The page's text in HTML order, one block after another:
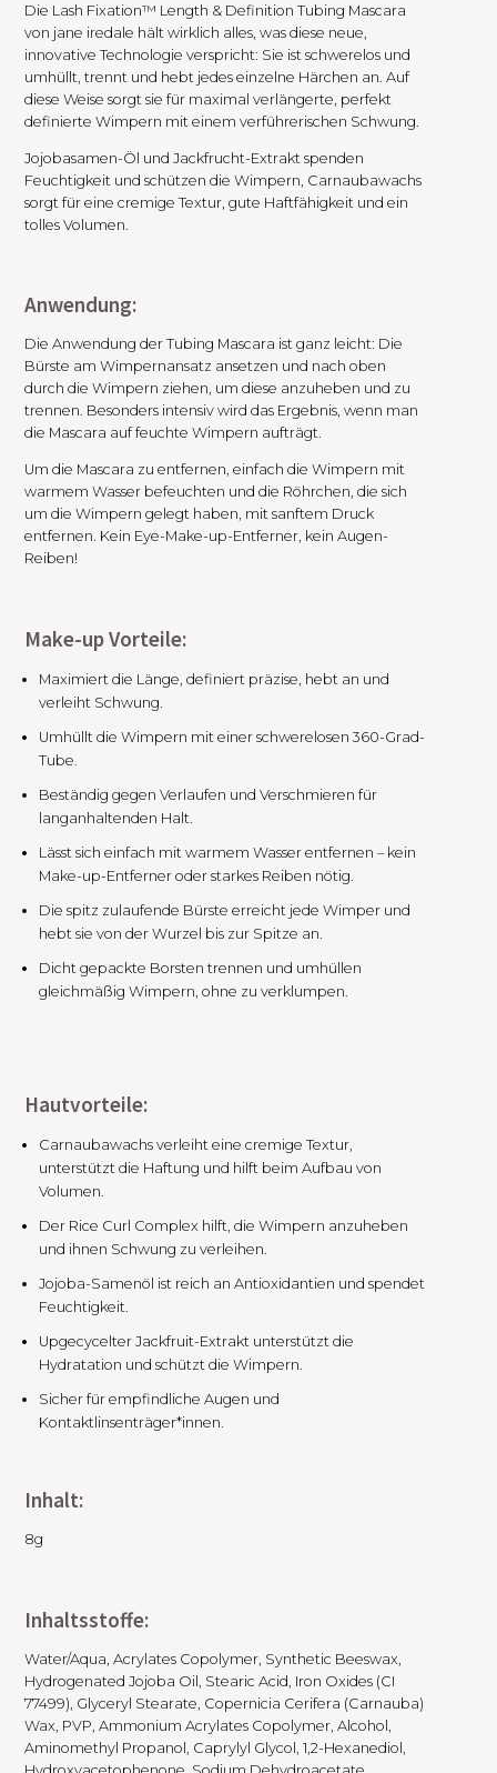
Die Lash Fixation™ Length & Definition Tubing Mascara
von jane iredale hält wirklich alles, was diese neue,
innovative Technologie verspricht: Sie ist schwerelos und
umhüllt, trennt und hebt jedes einzelne Härchen an. Auf
diese Weise sorgt sie für maximal verlängerte, perfekt
definierte Wimpern mit einem verführerischen Schwung.
Jojobasamen-Öl und Jackfrucht-Extrakt spenden
Feuchtigkeit und schützen die Wimpern, Carnaubawachs
sorgt für eine cremige Textur, gute Haftfähigkeit und ein
tolles Volumen.
Anwendung:
Die Anwendung der Tubing Mascara ist ganz leicht: Die
Bürste am Wimpernansatz ansetzen und nach oben
durch die Wimpern ziehen, um diese anzuheben und zu
trennen. Besonders intensiv wird das Ergebnis, wenn man
die Mascara auf feuchte Wimpern aufträgt.
Um die Mascara zu entfernen, einfach die Wimpern mit
warmem Wasser befeuchten und die Röhrchen, die sich
um die Wimpern gelegt haben, mit sanftem Druck
entfernen. Kein Eye-Make-up-Entferner, kein Augen-
Reiben!
Make-up Vorteile:
Maximiert die Länge, definiert präzise, hebt an und
verleiht Schwung.
Umhüllt die Wimpern mit einer schwerelosen 360-Grad-
Tube.
Beständig gegen Verlaufen und Verschmieren für
langanhaltenden Halt.
Lässt sich einfach mit warmem Wasser entfernen – kein
Make-up-Entferner oder starkes Reiben nötig.
Die spitz zulaufende Bürste erreicht jede Wimper und
hebt sie von der Wurzel bis zur Spitze an.
Dicht gepackte Borsten trennen und umhüllen
gleichmäßig Wimpern, ohne zu verklumpen.
Hautvorteile:
Carnaubawachs verleiht eine cremige Textur,
unterstützt die Haftung und hilft beim Aufbau von
Volumen.
Der Rice Curl Complex hilft, die Wimpern anzuheben
und ihnen Schwung zu verleihen.
Jojoba-Samenöl ist reich an Antioxidantien und spendet
Feuchtigkeit.
Upgecycelter Jackfruit-Extrakt unterstützt die
Hydratation und schützt die Wimpern.
Sicher für empfindliche Augen und
Kontaktlinsenträger*innen.
Inhalt:
8g
Inhaltsstoffe:
Water/Aqua, Acrylates Copolymer, Synthetic Beeswax,
Hydrogenated Jojoba Oil, Stearic Acid, Iron Oxides (CI
77499), Glyceryl Stearate, Copernicia Cerifera (Carnauba)
Wax, PVP, Ammonium Acrylates Copolymer, Alcohol,
Aminomethyl Propanol, Caprylyl Glycol, 1,2-Hexanediol,